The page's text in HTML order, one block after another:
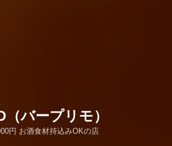
バープリモ）
円 お酒食材持込みOKの店